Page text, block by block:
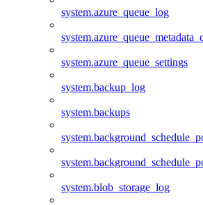
system.azure_queue_log
system.azure_queue_settings
system.backup_log
system.backups
system.blob_storage_log